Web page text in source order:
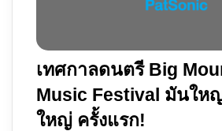
เทศกาลดนตรี Big
Music Festival มันให
ใหญ่ ครั้งแรก!